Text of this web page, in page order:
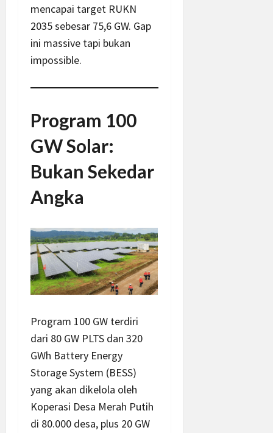
mencapai target RUKN
2035 sebesar 75,6 GW. Gap
ini massive tapi bukan
impossible.
Program 100
GW Solar:
Bukan Sekedar
Angka
Program 100 GW terdiri
dari 80 GW PLTS dan 320
GWh Battery Energy
Storage System (BESS)
yang akan dikelola oleh
Koperasi Desa Merah Putih
di 80.000 desa, plus 20 GW